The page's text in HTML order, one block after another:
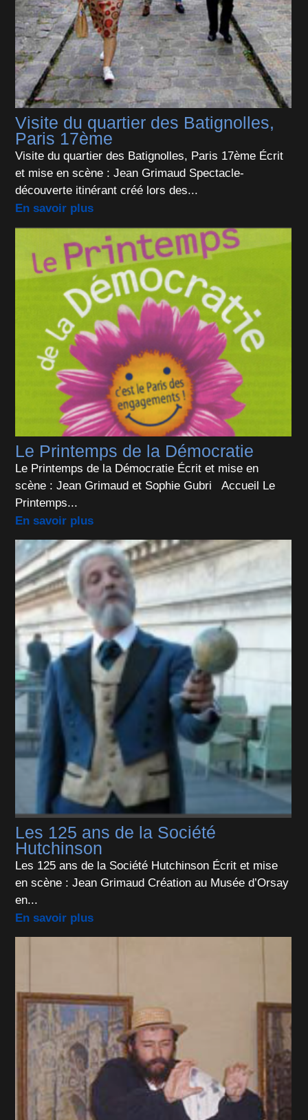
Visite du quartier des Batignolles,
Paris 17ème
Visite du quartier des Batignolles, Paris 17ème Écrit
et mise en scène : Jean Grimaud Spectacle-
découverte itinérant créé lors des...
En savoir plus
Le Printemps de la Démocratie
Le Printemps de la Démocratie Écrit et mise en
scène : Jean Grimaud et Sophie Gubri Accueil Le
Printemps...
En savoir plus
Les 125 ans de la Société
Hutchinson
Les 125 ans de la Société Hutchinson Écrit et mise
en scène : Jean Grimaud Création au Musée d’Orsay
en...
En savoir plus